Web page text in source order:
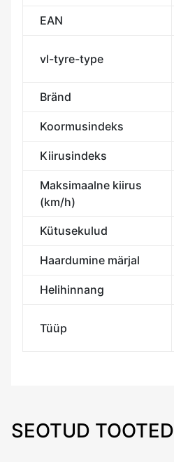
EAN
vl-tyre-type
Bränd
Koormusindeks
Kiirusindeks
Maksimaalne kiirus
(km/h)
Kütusekulud
Haardumine märjal
Helihinnang
Tüüp
SEOTUD TOOTED